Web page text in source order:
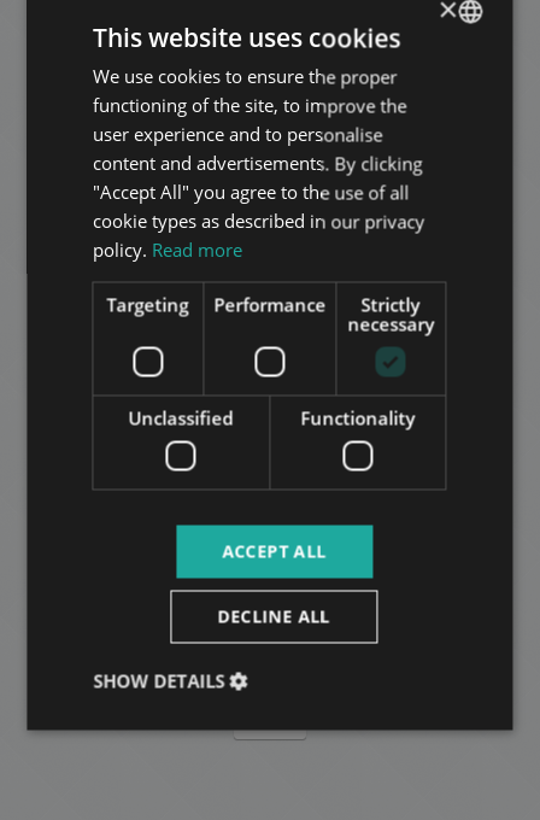
KAZINCZY STREET
149.000.000 HUF
הוסף לרשימה
147.000.000 HUF
2
ENGLISH
HUNGARIAN
GERMAN
FRENCH
ITALIAN
SPANISH
RUSSIAN
ARABIC
×
This website uses cookies
We use cookies to ensure the proper
functioning of the site, to improve the
user experience and to personalise
content and advertisements. By clicking
"Accept All" you agree to the use of all
cookie types as described in our privacy
policy. Read more
Strictly
necessary
Performance
Targeting
Functionality
Unclassified
ACCEPT ALL
DECLINE ALL
SHOW DETAILS